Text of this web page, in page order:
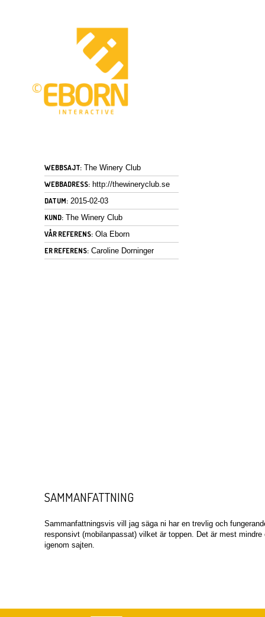
WEBBSAJT: The Winery Club
WEBBADRESS: http://thewineryclub.se
DATUM: 2015-02-03
KUND: The Winery Club
VÅR REFERENS: Ola Eborn
ER REFERENS: Caroline Dorninger
SAMMANFATTNING
Sammanfattningsvis vill jag säga ni har en trevlig och
responsivt (mobilanpassat) vilket är toppen. Det är mest
igenom sajten.